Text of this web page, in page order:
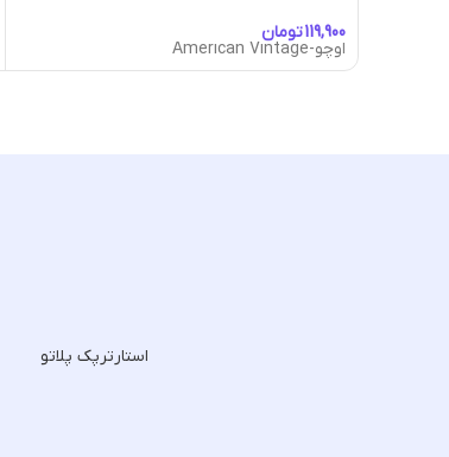
تومان
اوچو-American Vintage
استارترپک پلاتو